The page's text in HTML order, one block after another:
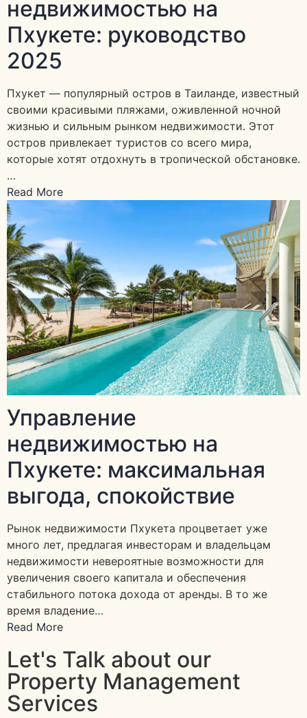
недвижимостью на
Пхукете: руководство
2025
Пхукет — популярный остров в Таиланде, известный
своими красивыми пляжами, оживленной ночной
жизнью и сильным рынком недвижимости. Этот
остров привлекает туристов со всего мира,
которые хотят отдохнуть в тропической обстановке.
…
Read More
Управление
недвижимостью на
Пхукете: максимальная
выгода, спокойствие
Рынок недвижимости Пхукета процветает уже
много лет, предлагая инвесторам и владельцам
недвижимости невероятные возможности для
увеличения своего капитала и обеспечения
стабильного потока дохода от аренды. В то же
время владение…
Read More
Let's Talk about our
Property Management
Services